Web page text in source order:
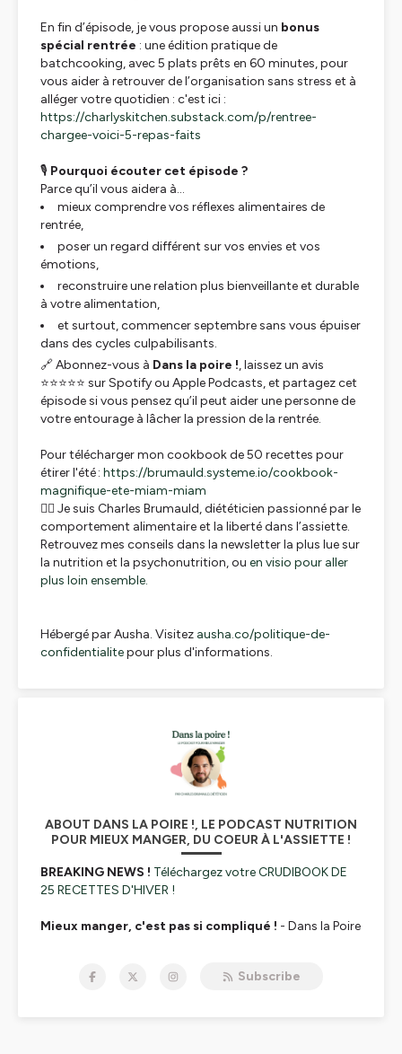
En fin d’épisode, je vous propose aussi un bonus
spécial rentrée : une édition pratique de
batchcooking, avec 5 plats prêts en 60 minutes, pour
vous aider à retrouver de l’organisation sans stress et à
alléger votre quotidien : c'est ici :
https://charlyskitchen.substack.com/p/rentree-
chargee-voici-5-repas-faits
🎙️ Pourquoi écouter cet épisode ?
Parce qu’il vous aidera à…
mieux comprendre vos réflexes alimentaires de
rentrée,
poser un regard différent sur vos envies et vos
émotions,
reconstruire une relation plus bienveillante et durable
à votre alimentation,
et surtout, commencer septembre sans vous épuiser
dans des cycles culpabilisants.
🔗 Abonnez-vous à Dans la poire !, laissez un avis
⭐⭐⭐⭐⭐ sur Spotify ou Apple Podcasts, et partagez cet
épisode si vous pensez qu’il peut aider une personne de
votre entourage à lâcher la pression de la rentrée.
Pour télécharger mon cookbook de 50 recettes pour
étirer l'été : https://brumauld.systeme.io/cookbook-
magnifique-ete-miam-miam
👨‍⚕️ Je suis Charles Brumauld, diététicien passionné par le
comportement alimentaire et la liberté dans l’assiette.
Retrouvez mes conseils dans la newsletter la plus lue sur
la nutrition et la psychonutrition, ou en visio pour aller
plus loin ensemble.
Hébergé par Ausha. Visitez ausha.co/politique-de-
confidentialitepour plus d'informations.
ABOUT DANS LA POIRE !, LE PODCAST NUTRITION
POUR MIEUX MANGER, DU COEUR À L'ASSIETTE !
BREAKING NEWS ! Téléchargez votre CRUDIBOOK DE
25 RECETTES D'HIVER !
Mieux manger, c'est pas si compliqué ! - Dans la Poire
votre assiette.. ⚡️
Subscribe